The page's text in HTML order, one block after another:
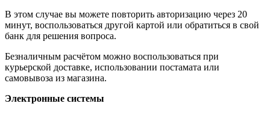
В этом случае вы можете повторить авторизацию через 20
минут, воспользоваться другой картой или обратиться в свой
банк для решения вопроса.
Безналичным расчётом можно воспользоваться при
курьерской доставке, использовании постамата или
самовывоза из магазина.
Электронные системы